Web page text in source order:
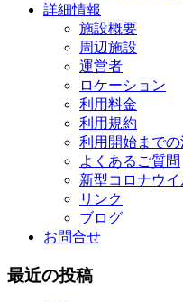
詳細情報
施設概要
周辺施設
運営者
ロケーション
利用料金
利用規約
利用開始まで
よくあるご質問
新型コロナウ
リンク
ブログ
お問合せ
最近の投稿